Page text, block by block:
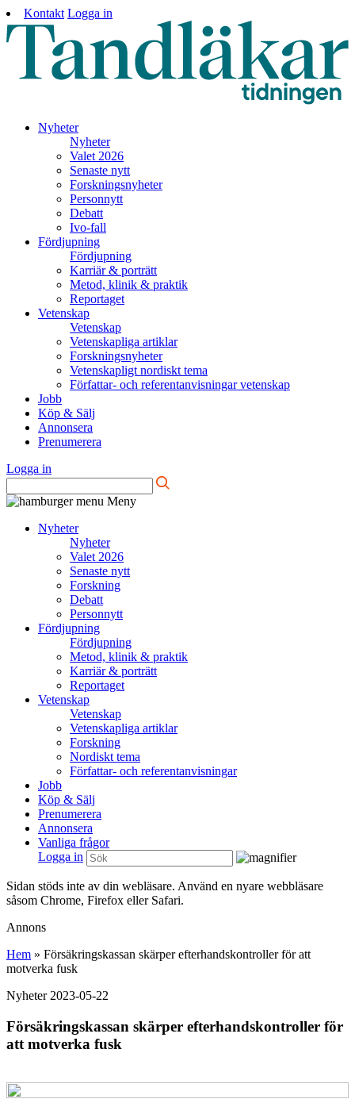
Kontakt Logga in
Nyheter
Nyheter
Valet 2026
Senaste nytt
Forskningsnyheter
Personnytt
Debatt
Ivo-fall
Fördjupning
Fördjupning
Karriär & porträtt
Metod, klinik & praktik
Reportaget
Vetenskap
Vetenskap
Vetenskapliga artiklar
Forskningsnyheter
Vetenskapligt nordiskt tema
Författar- och referentanvisningar vetenskap
Jobb
Köp & Sälj
Annonsera
Prenumerera
Logga in
Meny
Nyheter
Nyheter
Valet 2026
Senaste nytt
Forskning
Debatt
Personnytt
Fördjupning
Fördjupning
Metod, klinik & praktik
Karriär & porträtt
Reportaget
Vetenskap
Vetenskap
Vetenskapliga artiklar
Forskning
Nordiskt tema
Författar- och referentanvisningar
Jobb
Köp & Sälj
Prenumerera
Annonsera
Vanliga frågor
Logga in
Sidan stöds inte av din webläsare. Använd en nyare webbläsare
såsom Chrome, Firefox eller Safari.
Annons
Hem » Försäkringskassan skärper efterhandskontroller för att
motverka fusk
Nyheter 2023-05-22
Försäkringskassan skärper efterhandskontroller för
att motverka fusk